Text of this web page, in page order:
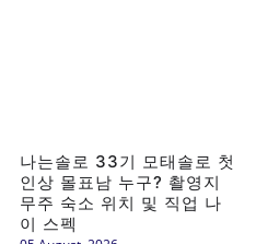
나는솔로 33기 모태솔로 첫
인상 몰표남 누구? 촬영지
무주 숙소 위치 및 직업 나
이 스펙